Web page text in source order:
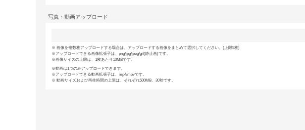
写真・動画アップロード
画像を複数枚アップロードする場合は、アップロードする画像をまとめて選択してください。(上限5枚)
アップロードできる画像拡張子は、png/jpg/jpeg/gif(静止画)です。
画像サイズの上限は、1枚あたり10MBです。
動画は1つのみアップロードできます。
アップロードできる動画拡張子は、mp4/movです。
動画サイズおよび再生時間の上限は、それぞれ500MB、30秒です。